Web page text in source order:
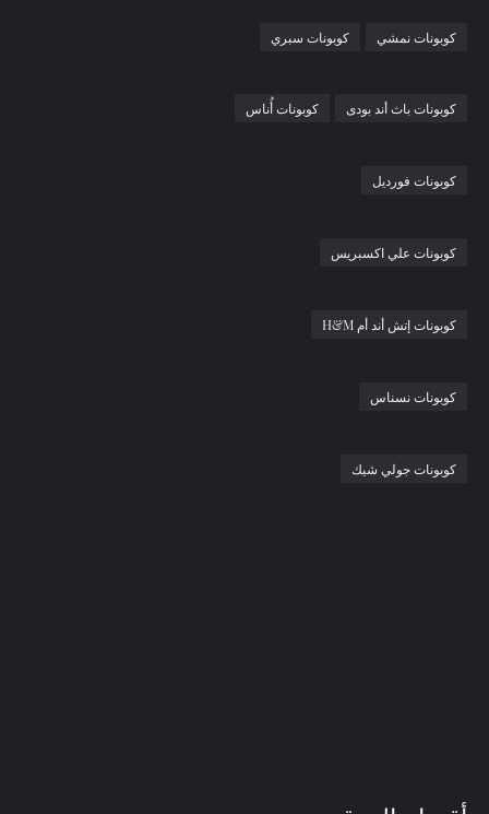
كوبونات نمشي كوبونات سبري
كوبونات باث أند بودى كوبونات أُناس
كوبونات فورديل
كوبونات علي اكسبريس
كوبونات إتش أند أم H&M
كوبونات نسناس
كوبونات جولي شيك